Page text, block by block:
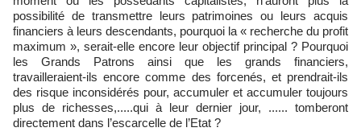
possibilité de transmettre leurs patrimoines ou leurs acquis
financiers à leurs descendants, pourquoi la « recherche du profit
maximum », serait-elle encore leur objectif principal ? Pourquoi
les Grands Patrons ainsi que les grands financiers,
travailleraient-ils encore comme des forcenés, et prendrait-ils
des risque inconsidérés pour, accumuler et accumuler toujours
plus de richesses,.....qui à leur dernier jour, ...... tomberont
directement dans l’escarcelle de l’Etat ?